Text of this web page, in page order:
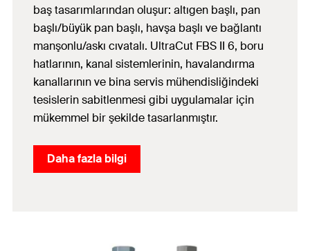
baş tasarımlarından oluşur: altıgen başlı, pan
başlı/büyük pan başlı, havşa başlı ve bağlantı
manşonlu/askı cıvatalı. UltraCut FBS II 6, boru
hatlarının, kanal sistemlerinin, havalandırma
kanallarının ve bina servis mühendisliğindeki
tesislerin sabitlenmesi gibi uygulamalar için
mükemmel bir şekilde tasarlanmıştır.
Daha fazla bilgi